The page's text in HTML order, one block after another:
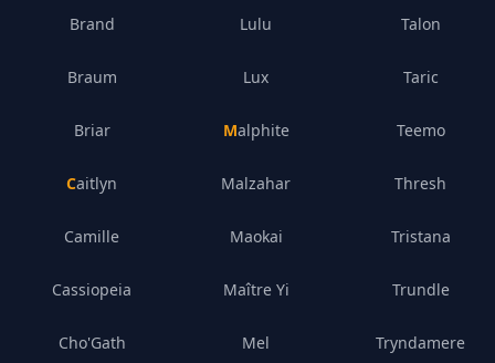
Brand
Braum
Briar
Caitlyn
Camille
Cassiopeia
Cho'Gath
Lulu
Lux
Malphite
Malzahar
Maokai
Maître Yi
Mel
Talon
Taric
Teemo
Thresh
Tristana
Trundle
Tryndamere